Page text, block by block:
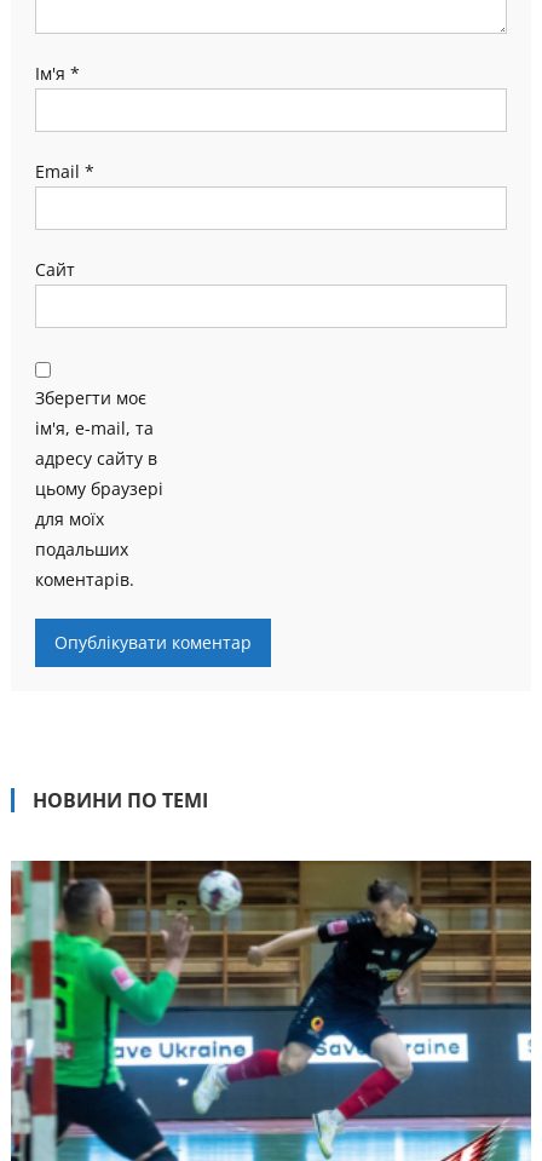
Ім'я *
Email *
Сайт
Зберегти моє
ім'я, e-mail, та
адресу сайту в
цьому браузері
для моїх
подальших
коментарів.
НОВИНИ ПО ТЕМІ